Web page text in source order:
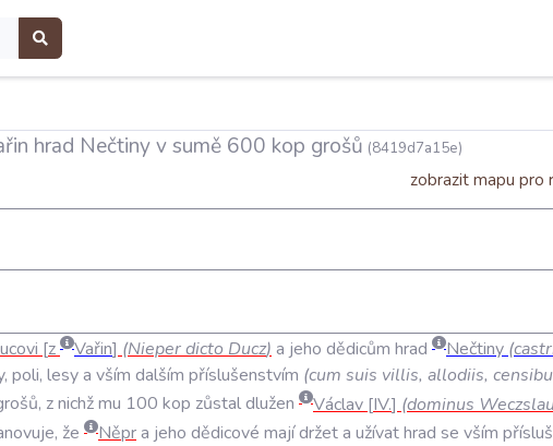
hrad Nečtiny v sumě 600 kop grošů (8419d7a15e)
zobrazit mapu pro
z Vařin (Nieperdicto Ducz) a jeho dědicům hrad Nečtiny (
, poli, lesya vším dalším příslušenstvím (cum suis villis, allodiis,
, znichžmu 100 kop zůstaldlužen Václav IV. (dominus
, že Něpra jeho dědicové majídržeta užívathrad se vším